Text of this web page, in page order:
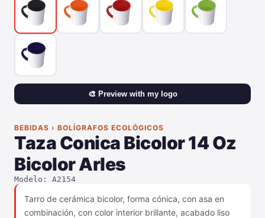
🎨 Preview with my logo
BEBIDAS › BOLÍGRAFOS ECOLÓGICOS
Taza Conica Bicolor 14 Oz
Bicolor Arles
Modelo: A2154
Tarro de cerámica bicolor, forma cónica, con asa en
combinación, con color interior brillante, acabado liso